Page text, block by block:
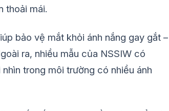
thoải mái.
bảo vệ mắt khỏi ánh nắng gay gắt –
ra, nhiều mẫu của NSSIW có
trong môi trường có nhiều ánh